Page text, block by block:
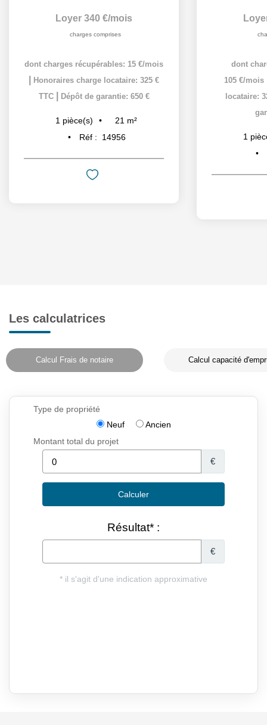
Loyer 340 €/mois
charges comprises
dont charges récupérables: 15 €/mois
Honoraires charge locataire: 325 €
TTC
Dépôt de garantie: 650 €
1 pièce(s) 21 m²
Réf :
14956
dont
105 €/mois
locataire:
1
Les calculatrices
Calcul Frais de notaire Calcul capacité